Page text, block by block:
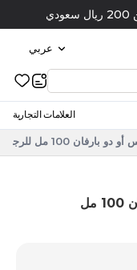
عربي
العلامات التجارية
100 مل للرجال
بولغري مان غلاسيال إيسنس أو ​​دو بارفان 100 مل